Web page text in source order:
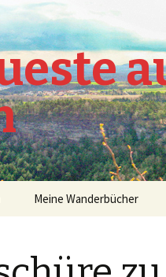
Meine Wanderbücher